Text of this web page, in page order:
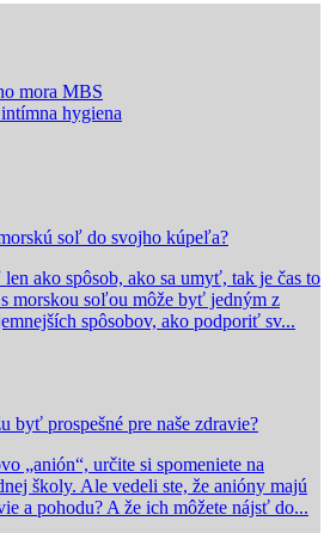
mora MBS
hygiena
soľ do svojho kúpeľa?
ako spôsob, ako sa umyť, tak je čas to
morskou soľou môže byť jedným z
spôsobov, ako podporiť sv...
byť prospešné pre naše zdravie?
„anión“, určite si spomeniete na
školy. Ale vedeli ste, že anióny majú
a pohodu? A že ich môžete nájsť do...